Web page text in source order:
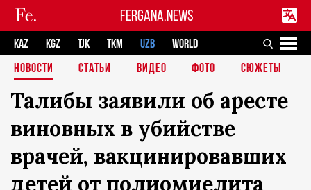
FERGANA.NEWS
KAZ KGZ TJK TKM UZB
WORLD
НОВОСТИ
СТАТЬИ ВИДЕО ФОТО СЮЖЕТЫ
Талибы заявили об аресте
виновных в убийстве
врачей, вакцинировавших
детей от полиомиелита